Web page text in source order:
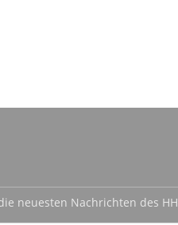
neuesten Nachrichten des